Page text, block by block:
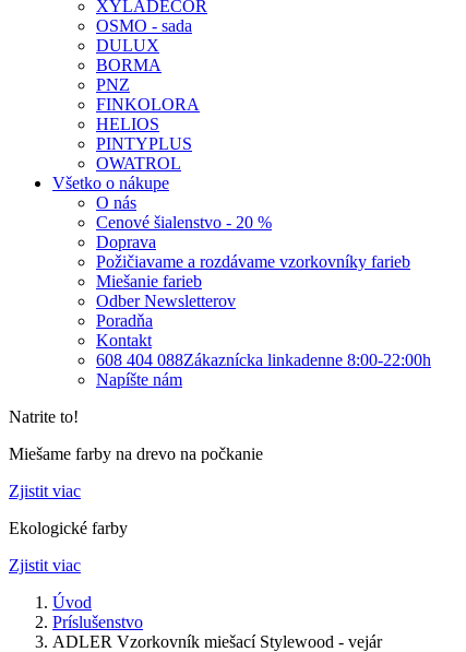
XYLADECOR
OSMO - sada
DULUX
BORMA
PNZ
FINKOLORA
HELIOS
PINTYPLUS
OWATROL
Všetko o nákupe
O nás
Cenové šialenstvo - 20 %
Doprava
Požičiavame a rozdávame vzorkovníky farieb
Miešanie farieb
Odber Newsletterov
Poradňa
Kontakt
608 404 088Zákaznícka linkadenne 8:00-22:00h
Napíšte nám
Natrite to!
Miešame farby na drevo na počkanie
Zjistit viac
Ekologické farby
Zjistit viac
Úvod
Príslušenstvo
ADLER Vzorkovník miešací Stylewood - vejár